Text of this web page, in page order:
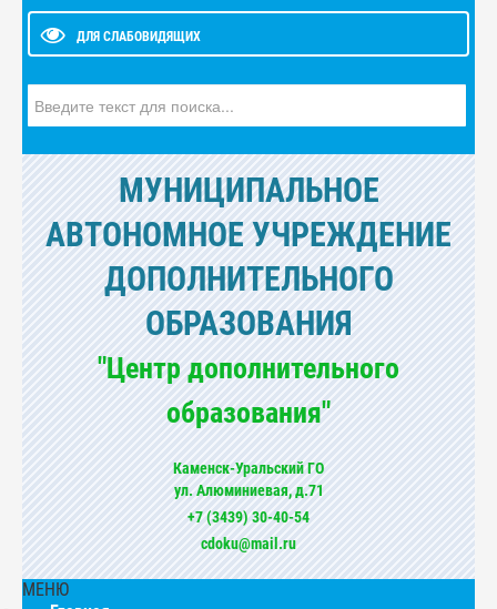
ДЛЯ СЛАБОВИДЯЩИХ
МУНИЦИПАЛЬНОЕ
АВТОНОМНОЕ УЧРЕЖДЕНИЕ
ДОПОЛНИТЕЛЬНОГО
ОБРАЗОВАНИЯ
"Центр дополнительного
образования"
Каменск-Уральский ГО
ул. Алюминиевая, д.71
+7 (3439) 30-40-54
cdoku@mail.ru
МЕНЮ